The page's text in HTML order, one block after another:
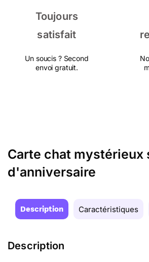
Toujours
satisfait
Un soucis ? Second
envoi gratuit.
Carte chat mystérieux
d'anniversaire
Description Caractéristiques
Description